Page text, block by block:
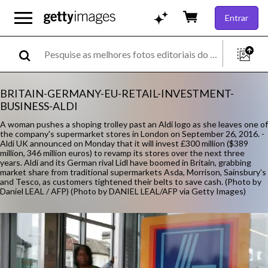
Entrar
BRITAIN-GERMANY-EU-RETAIL-INVESTMENT-
BUSINESS-ALDI
A woman pushes a shoping trolley past an Aldi logo as she leaves one of
the company's supermarket stores in London on September 26, 2016. -
Aldi UK announced on Monday that it will invest £300 million ($389
million, 346 million euros) to revamp its stores over the next three
years. Aldi and its German rival Lidl have boomed in Britain, grabbing
market share from traditional supermarkets Asda, Morrison, Sainsbury's
and Tesco, as customers tightened their belts to save cash. (Photo by
Daniel LEAL / AFP) (Photo by DANIEL LEAL/AFP via Getty Images)